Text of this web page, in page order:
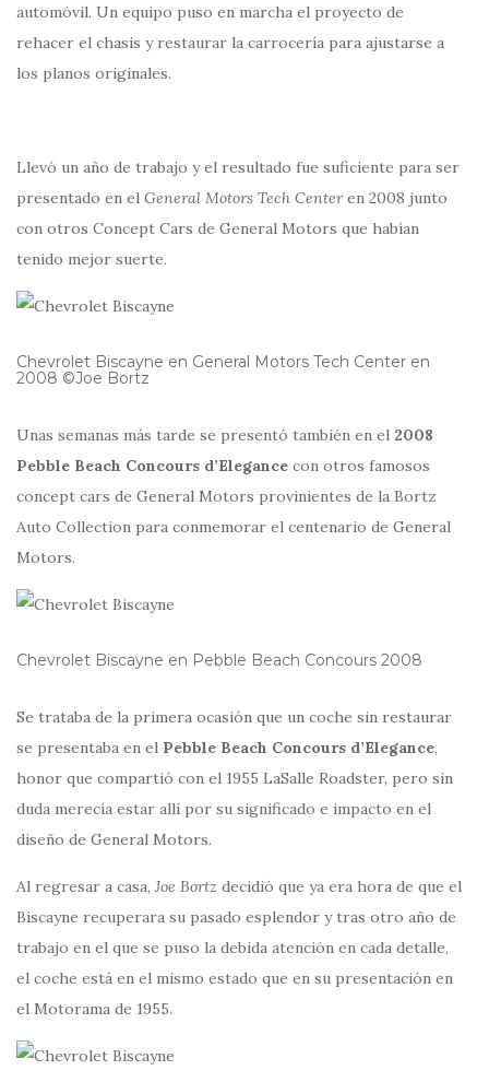
automóvil. Un equipo puso en marcha el proyecto de
rehacer el chasis y restaurar la carrocería para ajustarse a
los planos originales.
Llevó un año de trabajo y el resultado fue suficiente para ser
presentado en el General Motors Tech Centeren 2008 junto
con otros Concept Cars de General Motors que habían
tenido mejor suerte.
Chevrolet Biscayne en General Motors Tech Center en
2008 ©Joe Bortz
Unas semanas más tarde se presentó también en el 2008
Pebble Beach Concours d’Elegance con otros famosos
concept cars de General Motors provinientes de la Bortz
Auto Collection para conmemorar el centenario de General
Motors.
Chevrolet Biscayne en Pebble Beach Concours 2008
Se trataba de la primera ocasión que un coche sin restaurar
se presentaba en el Pebble Beach Concours d’Elegance,
honor que compartió con el 1955 LaSalle Roadster, pero sin
duda merecía estar allí por su significado e impacto en el
diseño de General Motors.
Al regresar a casa, Joe Bortz decidió que ya era hora de que el
Biscayne recuperara su pasado esplendor y tras otro año de
trabajo en el que se puso la debida atención en cada detalle,
el coche está en el mismo estado que en su presentación en
el Motorama de 1955.